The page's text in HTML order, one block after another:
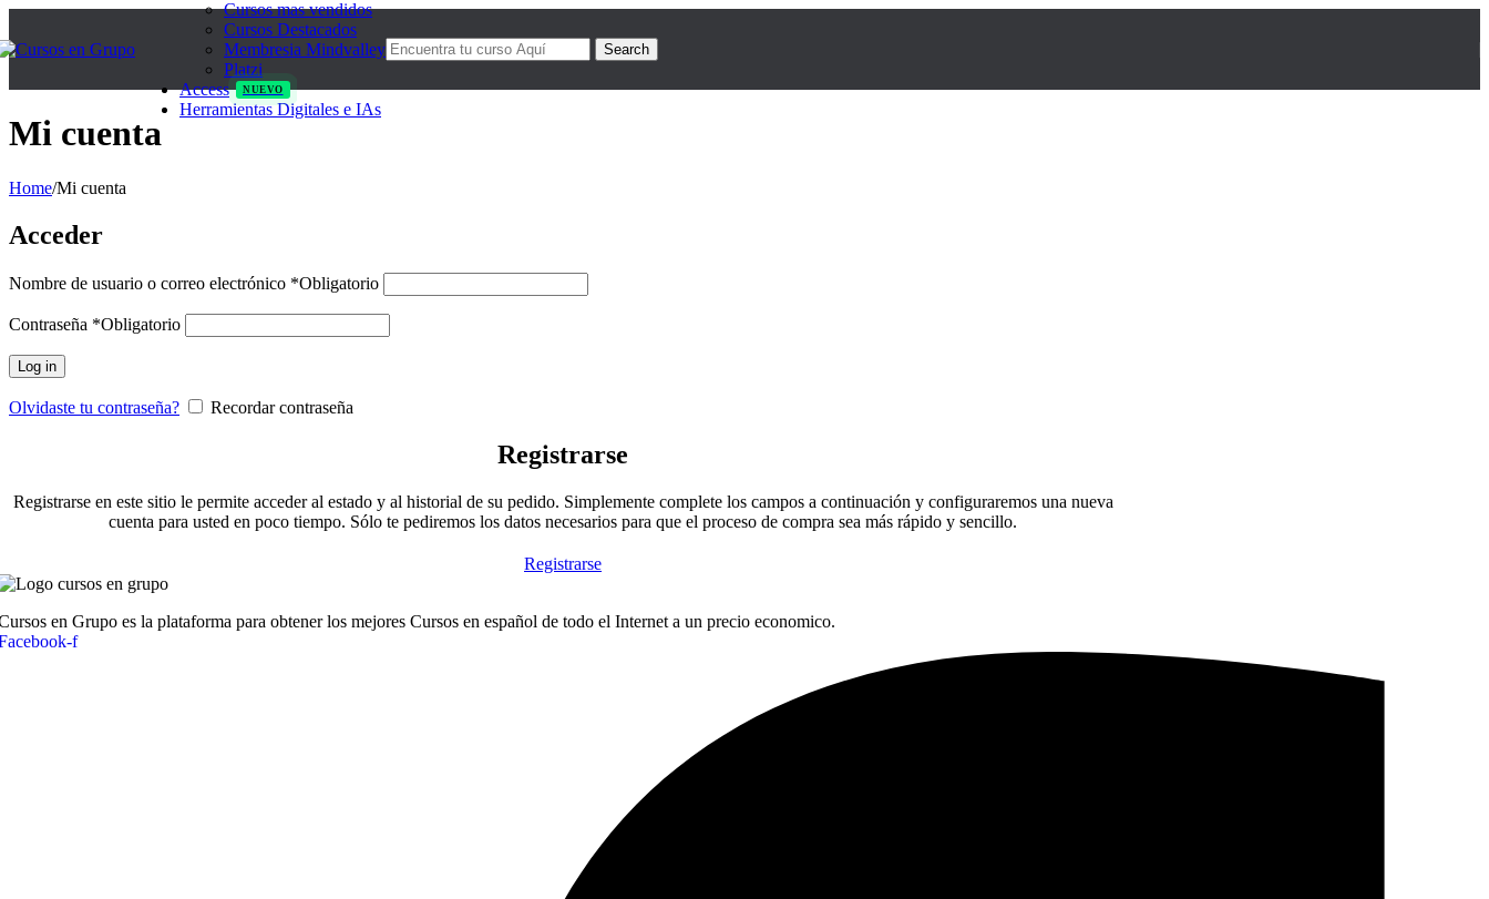
Cursos mas vendidos
Cursos Destacados
Membresia Mindvalley
Platzi
Access
NUEVO
Herramientas Digitales e IAs
Search
Mi cuenta
Home/Mi cuenta
Acceder
Nombre de usuario o correo electrónico *Obligatorio
Contraseña *Obligatorio
Log in
Olvidaste tu contraseña? Recordar contraseña
Registrarse
Registrarse en este sitio le permite acceder al estado y al historial de su pedido. Simplemente complete los campos a continuación y configuraremos una nueva
cuenta para usted en poco tiempo. Sólo te pediremos los datos necesarios para que el proceso de compra sea más rápido y sencillo.
Registrarse
en Grupo es la plataforma para obtener los mejores Cursos en español de todo el Internet a un precio economico.
f